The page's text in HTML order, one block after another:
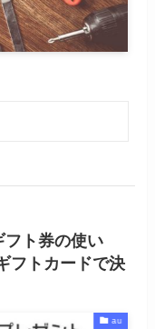
ト券の使い
フトカードで決
au